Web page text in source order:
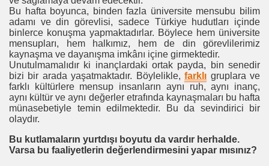
Bu hafta boyunca, binden fazla üniversite mensubu bilim
adamı ve din görevlisi, sadece Türkiye hudutları içinde
binlerce konuşma yapmaktadırlar. Böylece hem üniversite
mensupları, hem halkımız, hem de din görevlilerimiz
kaynaşma ve dayanışma imkânı içine girmektedir.
Unutulmamalıdır ki inançlardaki ortak payda, bin senedir
bizi bir arada yaşatmaktadır. Böylelikle,farklı gruplara ve
farklı kültürlere mensup insanların aynı ruh, aynı inanç,
aynı kültür ve aynı değerler etrafında kaynaşmaları bu hafta
münasebetiyle temin edilmektedir. Bu da sevindirici bir
olaydır.
Bu kutlamaların yurtdışı boyutu da vardır herhalde.
Varsa bu faaliyetlerin değerlendirmesini yapar mısınız?